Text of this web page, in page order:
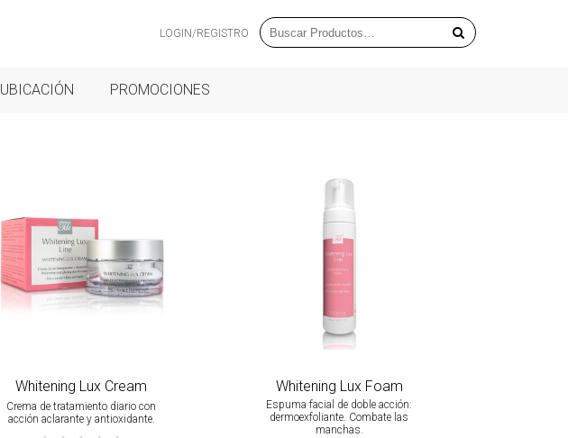
LOGIN/REGISTRO
UBICACIÓN PROMOCIONES
Whitening Lux Cream
Crema de tratamiento diario con
acción aclarante y antioxidante.
Whitening Lux Foam
Espuma facial de doble acción:
dermoexfoliante. Combate las
manchas.